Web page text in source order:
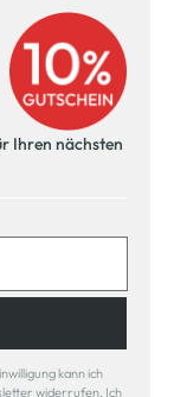
Ihren nächsten
kann ich
widerrufen. Ich